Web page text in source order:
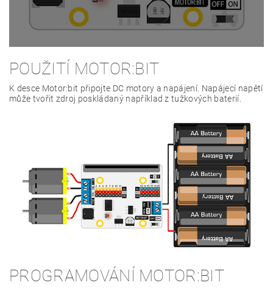
POUŽITÍ MOTOR:BIT
K desce Motor:bit připojte DC motory a napájení. Napájecí napětí
může tvořit zdroj poskládaný například z tužkových baterií.
PROGRAMOVÁNÍ MOTOR:BIT